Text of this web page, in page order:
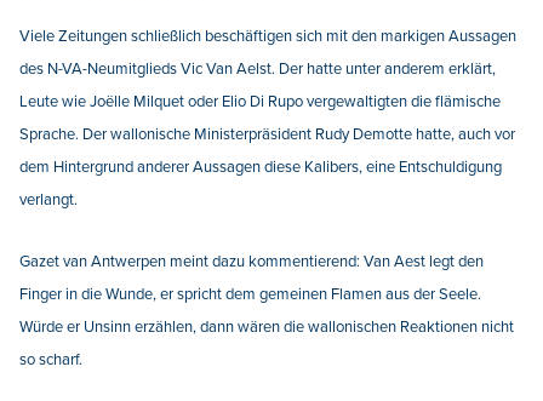
Viele Zeitungen schließlich beschäftigen sich mit den markigen Aussagen
des N-VA-Neumitglieds Vic Van Aelst. Der hatte unter anderem erklärt,
Leute wie Joëlle Milquet oder Elio Di Rupo vergewaltigten die flämische
Sprache. Der wallonische Ministerpräsident Rudy Demotte hatte, auch vor
dem Hintergrund anderer Aussagen diese Kalibers, eine Entschuldigung
verlangt.
Gazet van Antwerpen meint dazu kommentierend: Van Aest legt den
Finger in die Wunde, er spricht dem gemeinen Flamen aus der Seele.
Würde er Unsinn erzählen, dann wären die wallonischen Reaktionen nicht
so scharf.